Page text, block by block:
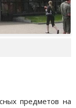
предметов на